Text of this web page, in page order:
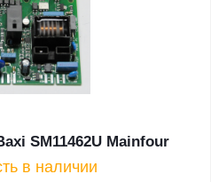
SM11462U Mainfour
в наличии